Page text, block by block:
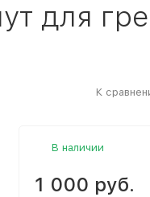
для
К
В наличии
1 000 руб.